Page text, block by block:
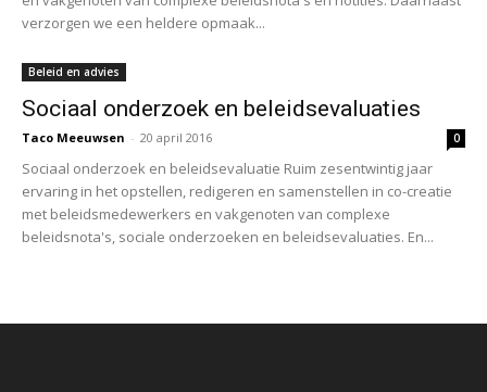
verzorgen we een heldere opmaak...
Beleid en advies
Sociaal onderzoek en beleidsevaluaties
Taco Meeuwsen - 20 april 2016 0
Sociaal onderzoek en beleidsevaluatie Ruim zesentwintig jaar
ervaring in het opstellen, redigeren en samenstellen in co-creatie
met beleidsmedewerkers en vakgenoten van complexe
beleidsnota's, sociale onderzoeken en beleidsevaluaties. En...